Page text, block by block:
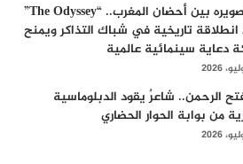
بعد تصويره بين أحضان المغرب.. “The Odyssey”
تاريخية في شباك التذاكر ويمنح
دعاية سينمائية عالمية
الرحمن.. شاعرٌ يقود الدبلوماسية
من بوابة الحوار الحضاري